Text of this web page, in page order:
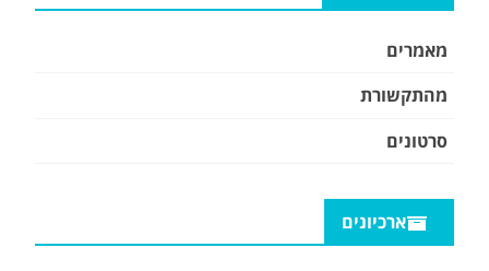
מאמרים
מהתקשורת
סרטונים
ארכיונים